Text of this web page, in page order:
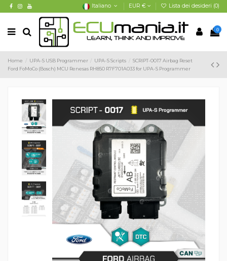
Italiano EUR € Lista dei desideri (0)
0
Home UPA-S USB Programmer UPA-S Scripts
SCRIPT-0017 Airbag Reset
Ford FoMoCo (Bosch) MCU Renesas RH850 R7F701A033 for UPA-S Programmer